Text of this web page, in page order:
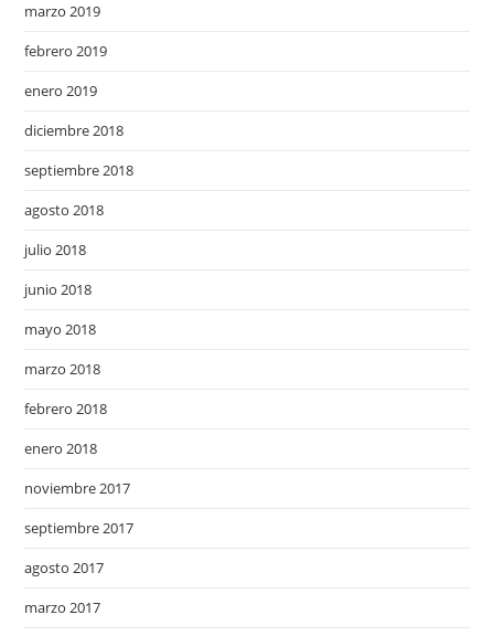
marzo 2019
febrero 2019
enero 2019
diciembre 2018
septiembre 2018
agosto 2018
julio 2018
junio 2018
mayo 2018
marzo 2018
febrero 2018
enero 2018
noviembre 2017
septiembre 2017
agosto 2017
marzo 2017